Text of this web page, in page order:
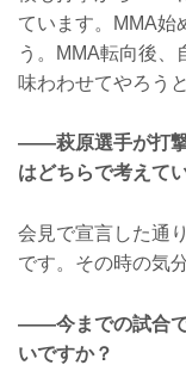
ています。MMA始
う。MMA転向後、
味わわせてやろう
——萩原選手が打撃
はどちらで考えて
会見で宣言した通
です。その時の気
——今までの試合で
いですか？